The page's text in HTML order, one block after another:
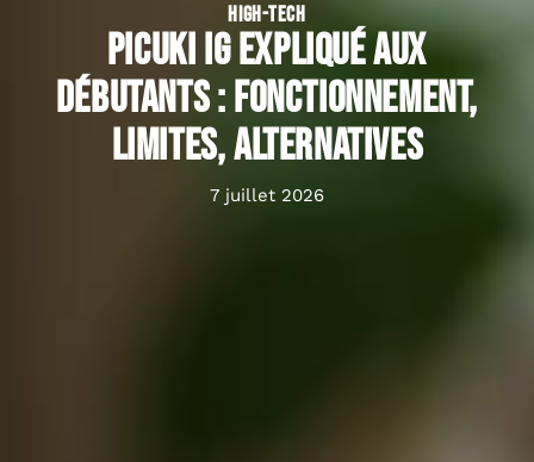
HIGH-TECH
Picuki ig expliqué aux
débutants : fonctionnement,
limites, alternatives
7 juillet 2026